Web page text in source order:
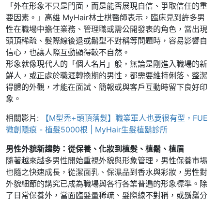
「外在形象不只是門面，而是能否展現自信、爭取信任的重
要因素。」高雄 MyHair林士棋醫師表示，臨床見到許多男
性在職場中擔任業務、管理職或需公開發表的角色，當出現
頭頂稀疏、髮際線後退或鬍型不對稱等問題時，容易影響自
信心，也讓人際互動顯得較不自然。
形象就像現代人的「個人名片」般，無論是剛進入職場的新
鮮人，或正處於職涯轉換期的男性，都需要維持俐落、整潔
得體的外觀，才能在面試、簡報或與客戶互動時留下良好印
象。
相關影片:
【M型禿+頭頂落髮】職業軍人也要很有型，FUE
微創隱痕 - 植髮5000根 | MyHair生髮植鬍診所
男性外貌新趨勢：從保養、化妝到植髮、植鬍、植眉
隨著越來越多男性開始重視外貌與形象管理，男性保養市場
也隨之快速成長，從潔面乳、保濕品到香水與彩妝，男性對
外貌細節的講究已成為職場與各行各業普遍的形象標準。除
了日常保養外，當面臨髮量稀疏、髮際線不對稱，或鬍鬚分